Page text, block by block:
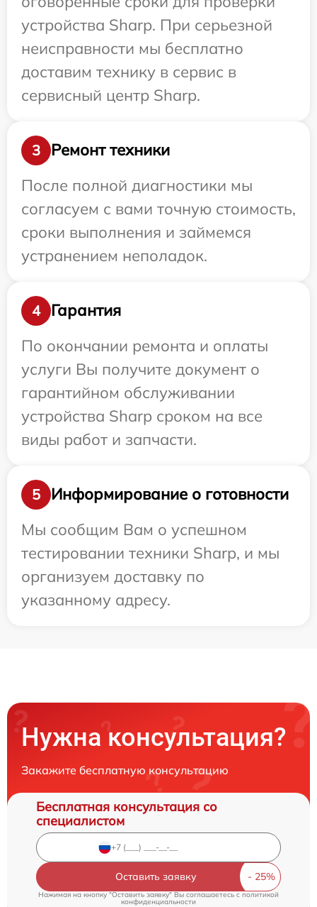
устройства Sharp. При серьезной
неисправности мы бесплатно
доставим технику в сервис в
сервисный центр Sharp.
3
Ремонт техники
После полной диагностики мы
согласуем с вами точную стоимость,
сроки выполнения и займемся
устранением неполадок.
4
Гарантия
По окончании ремонта и оплаты
услуги Вы получите документ о
гарантийном обслуживании
устройства Sharp сроком на все
виды работ и запчасти.
5
Информирование о готовности
Мы сообщим Вам о успешном
тестировании техники Sharp, и мы
организуем доставку по
указанному адресу.
Нужна консультация?
Закажите бесплатную консультацию
Бесплатная консультация со
специалистом
Оставить заявку
Нажимая на кнопку "Оставить заявку" Вы соглашаетесь cполитикой
конфиденциальности